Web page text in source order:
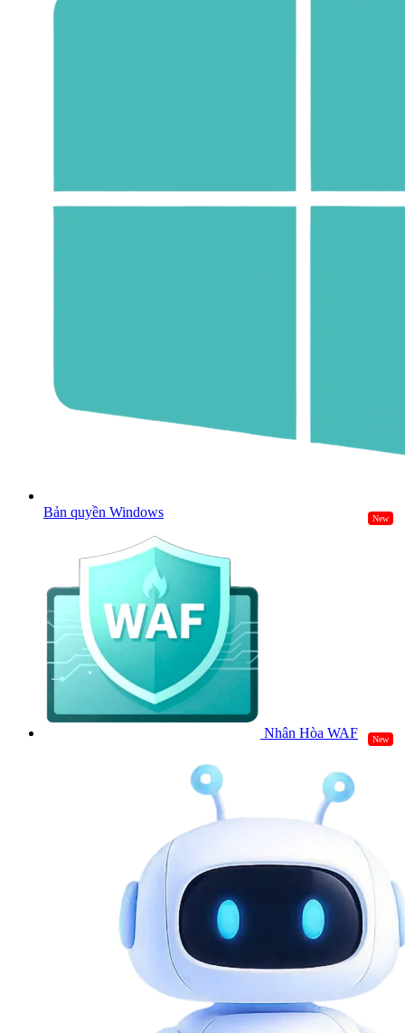
Bản quyền Windows New
Nhân Hòa WAF New